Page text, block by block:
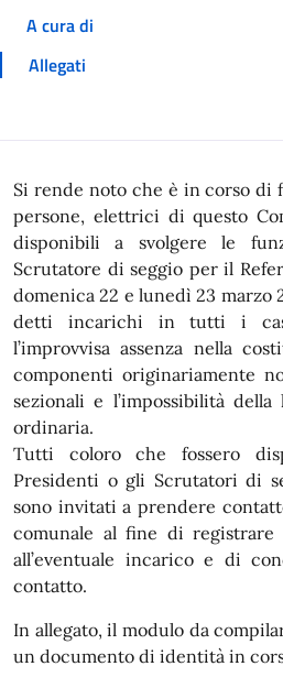
A cura di
Allegati
In dettaglio
Si rende noto che è in corso di
persone, elettrici di questo
disponibili a svolgere le
Scrutatore di seggio per il
domenica 22 e lunedì 23 marzo
detti incarichi in tutti i
l’improvvisa assenza nella
componenti originariamente
sezionali e l’impossibilità
ordinaria.
Tutti coloro che fossero
Presidenti o gli Scrutatori di
sono invitati a prendere
comunale al fine di
all’eventuale incarico e di
contatto.
In allegato, il modulo da
un documento di identità in